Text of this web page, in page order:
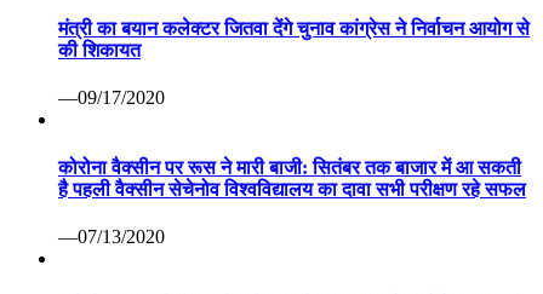
मंत्री का बयान कलेक्टर जितवा देंगे चुनाव कांग्रेस ने निर्वाचन आयोग से
की शिकायत
—09/17/2020
कोरोना वैक्सीन पर रूस ने मारी बाजी: सितंबर तक बाजार में आ सकती
है पहली वैक्सीन सेचेनोव विश्वविद्यालय का दावा सभी परीक्षण रहे सफल
—07/13/2020